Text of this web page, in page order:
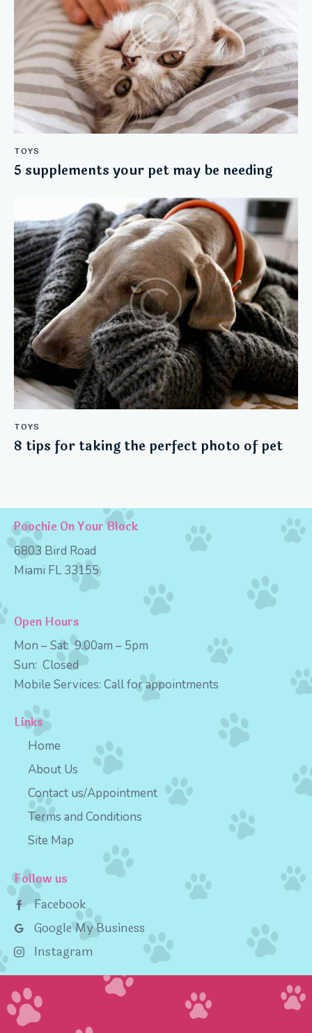
TOYS
5 supplements your pet may be needing
TOYS
8 tips for taking the perfect photo of pet
Poochie On Your Block
6803 Bird Road
Miami FL 33155
Open Hours
Mon – Sat:9.00am – 5pm
Sun: Closed
Mobile Services: Call for appointments
Links
Home
About Us
Contact us/Appointment
Terms and Conditions
Site Map
Follow us
Facebook
Google My Business
Instagram